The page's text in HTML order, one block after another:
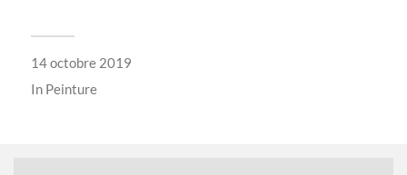
14 octobre 2019
In Peinture